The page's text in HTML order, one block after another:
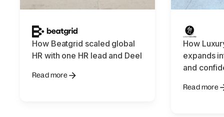
How Beatgrid scaled global
HR with one HR lead and Deel
Read more
How
expands
and
Read more